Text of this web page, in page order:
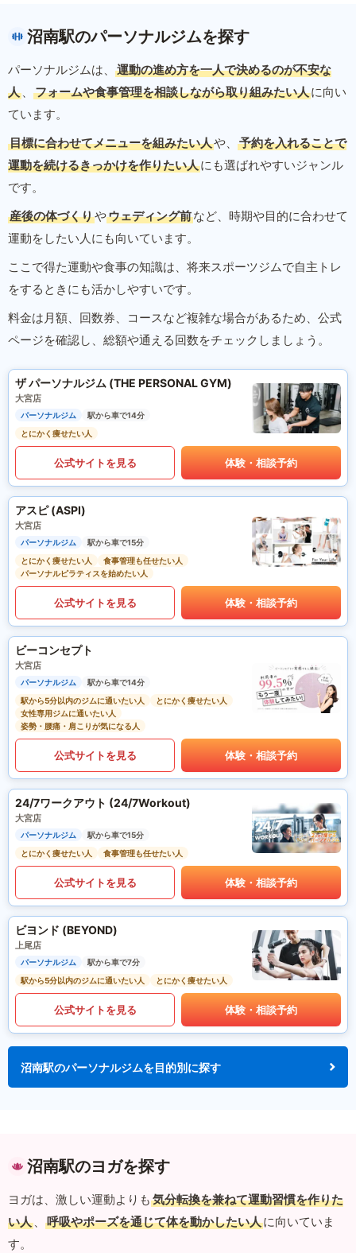
沼南駅のパーソナルジムを探す
パーソナルジムは、
運動の進め方を一人で決めるのが不安な
人 、 フォームや食事管理を相談しながら取り組みたい人に向い
ています。
目標に合わせてメニューを組みたい人や、
予約を入れることで
運動を続けるきっかけを作りたい人にも選ばれやすいジャンル
です。
産後の体づくりやウェディング前など、時期や目的に合わせて
運動をしたい人にも向いています。
ここで得た運動や食事の知識は、将来スポーツジムで自主トレ
をするときにも活かしやすいです。
料金は月額、回数券、コースなど複雑な場合があるため、公式
ページを確認し、総額や通える回数をチェックしましょう。
ザ パーソナルジム (THE PERSONAL GYM)
大宮店
パーソナルジム
駅から車で14分
とにかく痩せたい人
公式サイトを見る 体験・相談予約
アスピ (ASPI)
大宮店
パーソナルジム
駅から車で15分
とにかく痩せたい人
食事管理も任せたい人
パーソナルピラティスを始めたい人
公式サイトを見る 体験・相談予約
ビーコンセプト
大宮店
パーソナルジム
駅から車で14分
駅から5分以内のジムに通いたい人
とにかく痩せたい人
女性専用ジムに通いたい人
姿勢・腰痛・肩こりが気になる人
公式サイトを見る 体験・相談予約
24/7ワークアウト (24/7Workout)
大宮店
パーソナルジム
駅から車で15分
とにかく痩せたい人
食事管理も任せたい人
公式サイトを見る 体験・相談予約
ビヨンド (BEYOND)
上尾店
パーソナルジム
駅から車で7分
駅から5分以内のジムに通いたい人
とにかく痩せたい人
公式サイトを見る 体験・相談予約
沼南駅のパーソナルジムを目的別に探す
沼南駅のヨガを探す
ヨガは、激しい運動よりも 気分転換を兼ねて運動習慣を作りた
い人 、 呼吸やポーズを通じて体を動かしたい人に向いていま
す。